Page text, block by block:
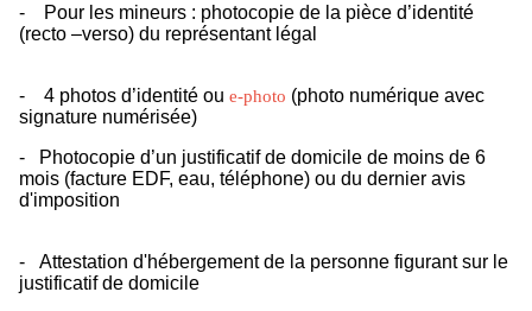
- Pour les mineurs : photocopie de la pièce d’identité
(recto –verso) du représentant légal
- 4 photos d’identité ou e-photo (photo numérique avec
signature numérisée)
- Photocopie d’un justificatif de domicile de moins de 6
mois (facture EDF, eau, téléphone) ou du dernier avis
d'imposition
- Attestation d'hébergement de la personne figurant sur le
justificatif de domicile